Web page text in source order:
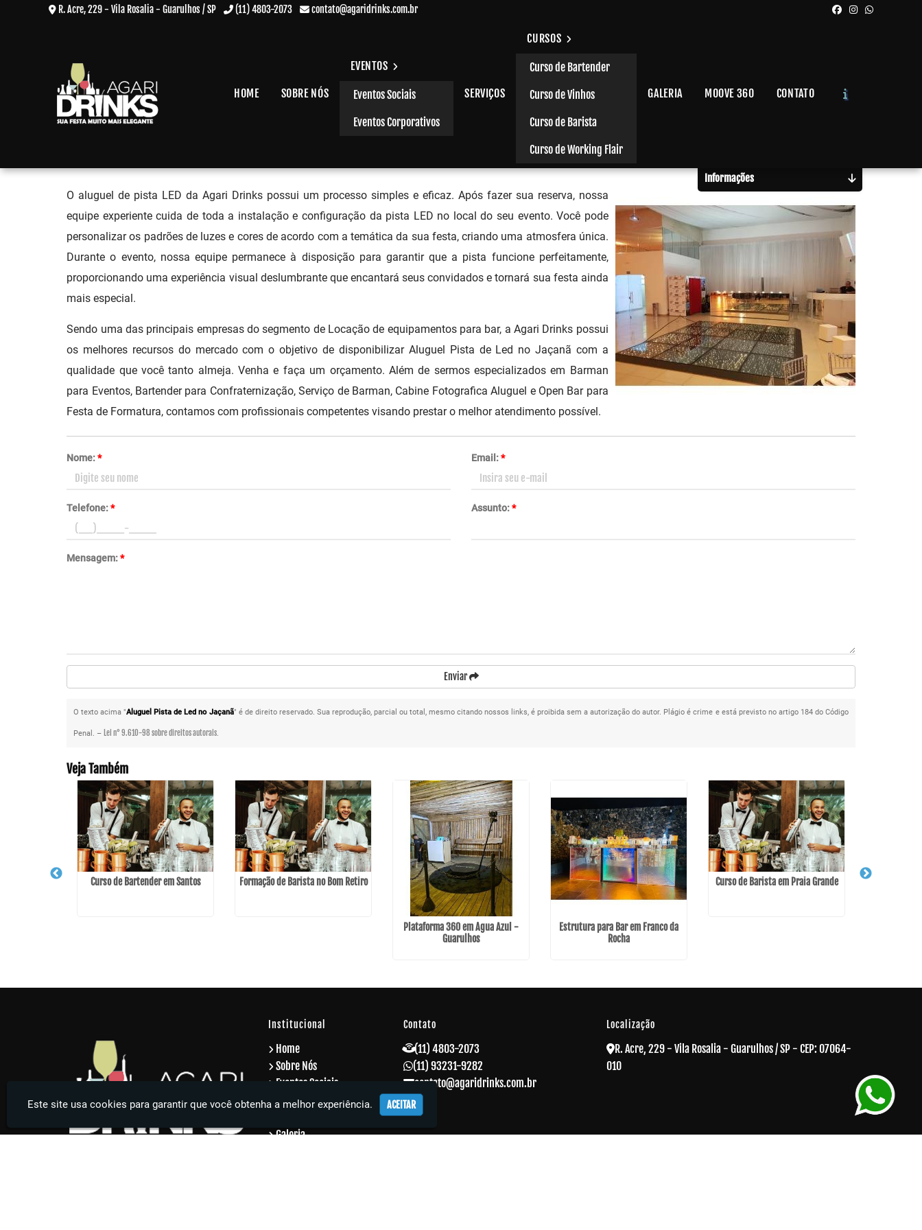
R. Acre, 229 - Vila Rosalia - Guarulhos / SP (11) 4803-2073 contato@agaridrinks.com.br
HOME SOBRE NÓS
EVENTOS
Eventos Sociais
Eventos Corporativos
SERVIÇOS
CURSOS
Curso de Bartender
Curso de Vinhos
Curso de Barista
Curso de Working Flair
GALERIA MOOVE 360 CONTATO
Aluguel Pista de Led no Jaçanã
O aluguel de pista LED da Agari Drinks possui um processo simples e eficaz. Após fazer sua reserva, nossa
equipe experiente cuida de toda a instalação e configuração da pista LED no local do seu evento. Você pode
personalizar os padrões de luzes e cores de acordo com a temática da sua festa, criando uma atmosfera única.
Durante o evento, nossa equipe permanece à disposição para garantir que a pista funcione perfeitamente,
proporcionando uma experiência visual deslumbrante que encantará seus convidados e tornará sua festa ainda
mais especial.
Sendo uma das principais empresas do segmento de Locação de equipamentos para bar, a Agari Drinks possui
os melhores recursos do mercado com o objetivo de disponibilizar Aluguel Pista de Led no Jaçanã com a
qualidade que você tanto almeja. Venha e faça um orçamento. Além de sermos especializados em Barman
para Eventos, Bartender para Confraternização, Serviço de Barman, Cabine Fotografica Aluguel e Open Bar para
Festa de Formatura, contamos com profissionais competentes visando prestar o melhor atendimento possível.
Nome:* Email:*
Telefone:* Assunto:*
Mensagem:*
Enviar
O texto acima "Aluguel Pista de Led no Jaçanã" é de direito reservado. Sua reprodução, parcial ou total, mesmo citando nossos links, é proibida sem a autorização do autor. Plágio é crime e está previsto no artigo 184 do Código
Penal. – Lei n° 9.610-98 sobre direitos autorais.
Informações
Veja Também
Curso de Bartender em Santos Formação de Barista no Bom Retiro
Plataforma 360 em Água Azul -
Guarulhos
Estrutura para Bar em Franco da
Rocha
Curso de Barista em Praia Grande
Institucional
Home
Sobre Nós
Eventos Sociais
Eventos Corporativos
Galeria
Contato
(11) 4803-2073
(11) 93231-9282
contato@agaridrinks.com.br
Localização
R. Acre, 229 - Vila Rosalia - Guarulhos / SP - CEP: 07064-
010
Este site usa cookies para garantir que você obtenha a melhor experiência. ACEITAR